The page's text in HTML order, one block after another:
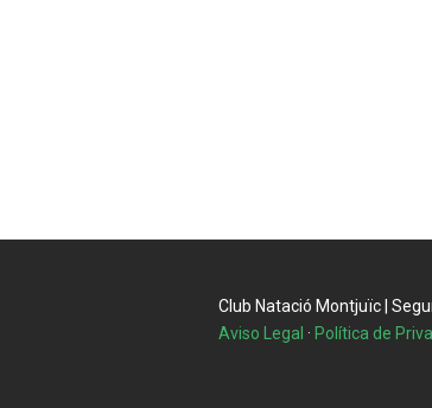
Club Natació Montjuïc |
Aviso Legal ·Política de